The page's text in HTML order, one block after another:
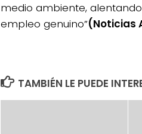
medio ambiente,
empleo genuino”(Noticias
TAMBIÉN LE PUEDE